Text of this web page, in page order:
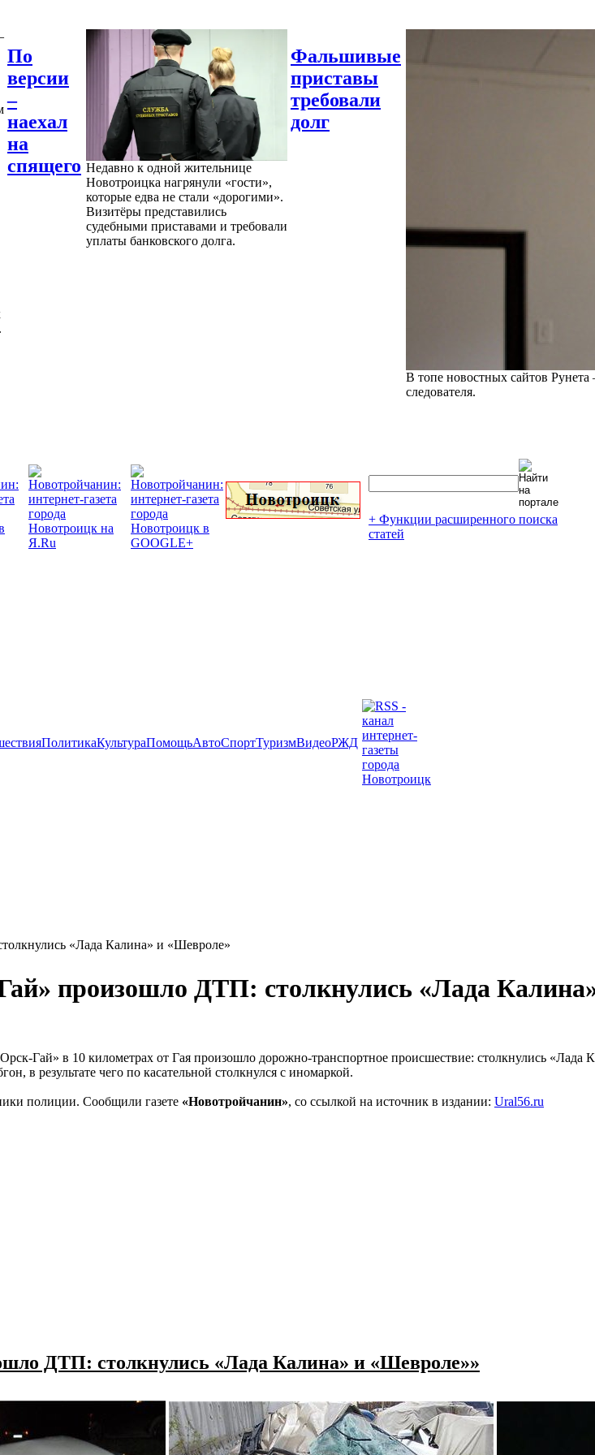
По
версии
–
наехал
на
спящего Недавно к одной жительнице
Новотроицка нагрянули «гости»,
которые едва не стали «дорогими».
Визитёры представились
судебными приставами и требовали
уплаты банковского долга.
Фальшивые
приставы
требовали
долг
В топе новостных сайтов Рунета
следователя.
+ Функции расширенного поиска
статей
ПолитикаКультураПомощьАвтоСпортТуризмВидеоРЖД
«Лада Калина» и «Шевроле»
произошло ДТП: столкнулись «Лада
Гай» в 10 километрах от Гая произошло дорожно-транспортное происшествие: столкнулись
в результате чего по касательной столкнулся с иномаркой.
полиции. Сообщили газете «Новотройчанин», со ссылкой на источник в издании: Ural56.ru
ДТП: столкнулись «Лада Калина» и «Шевроле»»